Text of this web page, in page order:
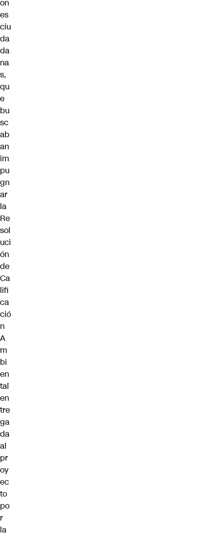
on
es
ciu
da
da
na
s,
qu
e
bu
sc
ab
an
im
pu
gn
ar
la
Re
sol
uci
ón
de
Ca
lifi
ca
ció
n
A
m
bi
en
tal
en
tre
ga
da
al
pr
oy
ec
to
po
r
la